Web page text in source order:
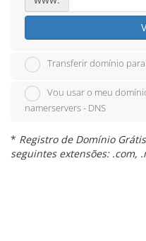
Transferir domínio
Vou usar o meu
namerservers - DNS
* Registro de Domínio
seguintes extensões: .com,